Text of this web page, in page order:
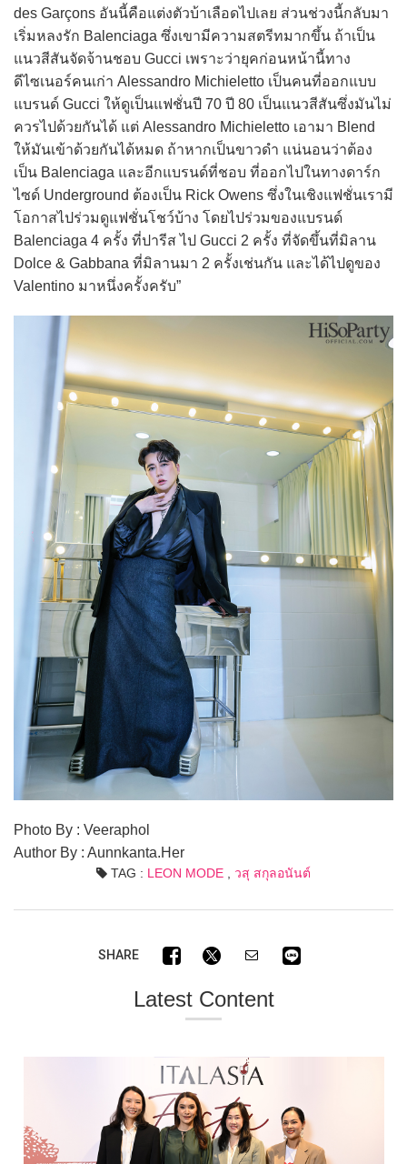
des Garçons อันนี้คือแต่งตัวบ้าเลือดไปเลย ส่วนช่วงนี้กลับมา
เริ่มหลงรัก Balenciaga ซึ่งเขามีความสตรีทมากขึ้น ถ้าเป็น
แนวสีสันจัดจ้านชอบ Gucci เพราะว่ายุคก่อนหน้านี้ทาง
ดีไซเนอร์คนเก่า Alessandro Michieletto เป็นคนที่ออกแบบ
แบรนด์ Gucci ให้ดูเป็นแฟชั่นปี 70 ปี 80 เป็นแนวสีสันซึ่งมันไม่
ควรไปด้วยกันได้ แต่ Alessandro Michieletto เอามา Blend
ให้มันเข้าด้วยกันได้หมด ถ้าหากเป็นขาวดำ แน่นอนว่าต้อง
เป็น Balenciaga และอีกแบรนด์ที่ชอบ ที่ออกไปในทางดาร์ก
ไซด์ Underground ต้องเป็น Rick Owens ซึ่งในเชิงแฟชั่นเรามี
โอกาสไปร่วมดูแฟชั่นโชว์บ้าง โดยไปร่วมของแบรนด์
Balenciaga 4 ครั้ง ที่ปารีส ไป Gucci 2 ครั้ง ที่จัดขึ้นที่มิลาน
Dolce & Gabbana ที่มิลานมา 2 ครั้งเช่นกัน และได้ไปดูของ
Valentino มาหนึ่งครั้งครับ”
Photo By : Veeraphol
Author By : Aunnkanta.Her
TAG : LEON MODE วสุ สกุลอนันต์
SHARE
Latest Content